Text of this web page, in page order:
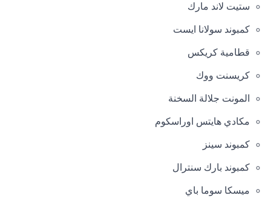
ستيت لاند مارك
كمبوند سولانا ايست
قطامية كريكس
كريسنت ووك
المونت جلالة السخنة
مكادي هايتس اوراسكوم
كمبوند سينز
كمبوند بارك سنترال
ميسكا سوما باي